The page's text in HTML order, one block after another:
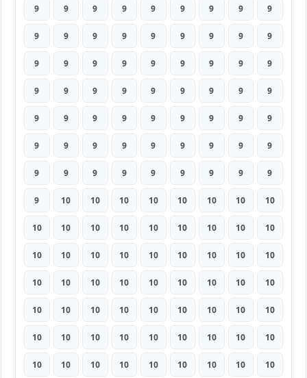
9 9 9 9 9 9 9 9 9
9 9 9 9 9 9 9 9 9
9 9 9 9 9 9 9 9 9
9 9 9 9 9 9 9 9 9
9 9 9 9 9 9 9 9 9
9 9 9 9 9 9 9 9 9
9 9 9 9 9 9 9 9 9
9 10 10 10 10 10 10 10 10
10 10 10 10 10 10 10 10 10
10 10 10 10 10 10 10 10 10
10 10 10 10 10 10 10 10 10
10 10 10 10 10 10 10 10 10
10 10 10 10 10 10 10 10 10
10 10 10 10 10 10 10 10 10